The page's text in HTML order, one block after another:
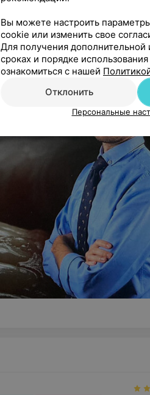
Вы можете настроить
cookie или изменить свое
Для получения
сроках и порядке
ознакомиться с нашей
Отклонить
Персональные